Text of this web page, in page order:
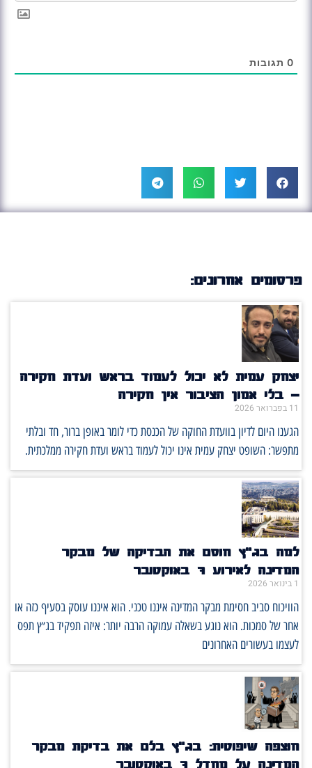
0 תגובות
פרסומים אחרונים:
יצחק עמית לא יכול לעמוד בראש ועדת חקירה
– בלי אמון הציבור אין חקירה
11 בפברואר 2026
הגענו היום לדיון בוועדת החוקה של הכנסת כדי לומר באופן ברור, חד ובלתי
מתפשר: השופט יצחק עמית אינו יכול לעמוד בראש ועדת חקירה ממלכתית.
למה בג"ץ חוסם את הבדיקה של מבקר
המדינה לאירוע 7 באוקטובר
1 בינואר 2026
הוויכוח סביב חסימת מבקר המדינה איננו טכני. הוא איננו עוסק בסעיף כזה או
אחר של סמכות. הוא נוגע בשאלה עמוקה הרבה יותר: איזה תפקיד בג״ץ תפס
לעצמו בעשורים האחרונים
חוצפה שיפוטית: בג״ץ בלם את בדיקת מבקר
המדינה על מחדל 7 באוקטובר